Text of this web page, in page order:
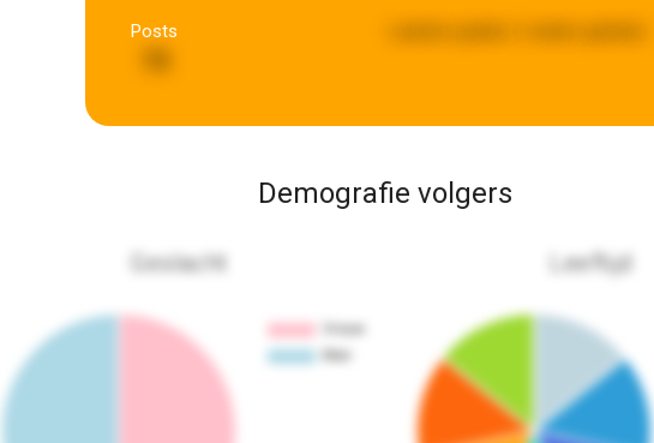
Posts
Demografie volgers
Geslacht Leeftijd